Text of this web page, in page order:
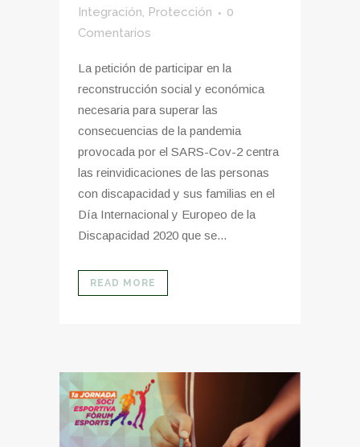
Integración, Protección
0
Comentarios
La petición de participar en la
reconstrucción social y económica
necesaria para superar las
consecuencias de la pandemia
provocada por el SARS-Cov-2 centra
las reinvidicaciones de las personas
con discapacidad y sus familias en el
Día Internacional y Europeo de la
Discapacidad 2020 que se...
READ MORE